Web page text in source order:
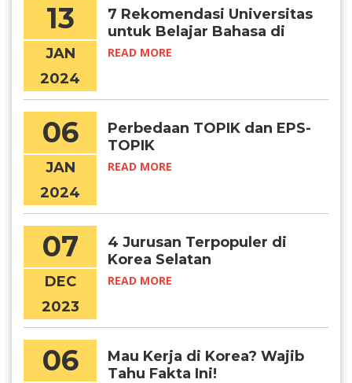
13
JAN
2024
7 Rekomendasi Universitas
untuk Belajar Bahasa di
Korea
READ MORE
06
JAN
2024
Perbedaan TOPIK dan EPS-
TOPIK
READ MORE
07
DEC
2023
4 Jurusan Terpopuler di
Korea Selatan
READ MORE
06
Mau Kerja di Korea? Wajib
Tahu Fakta Ini!